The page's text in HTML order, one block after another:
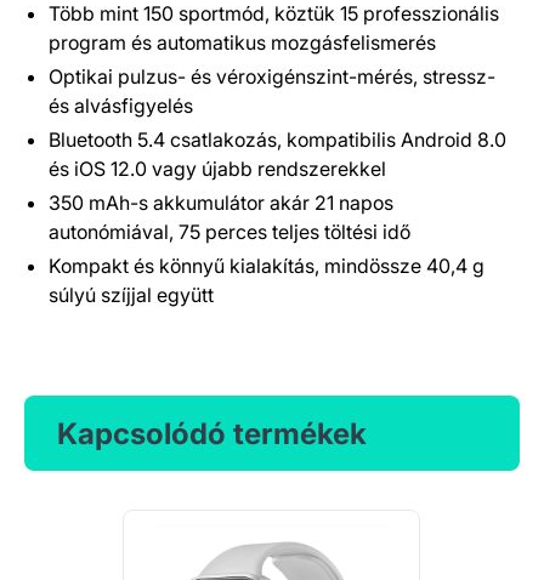
Több mint 150 sportmód, köztük 15 professzionális
program és automatikus mozgásfelismerés
Optikai pulzus- és véroxigénszint-mérés, stressz-
és alvásfigyelés
Bluetooth 5.4 csatlakozás, kompatibilis Android 8.0
és iOS 12.0 vagy újabb rendszerekkel
350 mAh-s akkumulátor akár 21 napos
autonómiával, 75 perces teljes töltési idő
Kompakt és könnyű kialakítás, mindössze 40,4 g
súlyú szíjjal együtt
Kapcsolódó termékek